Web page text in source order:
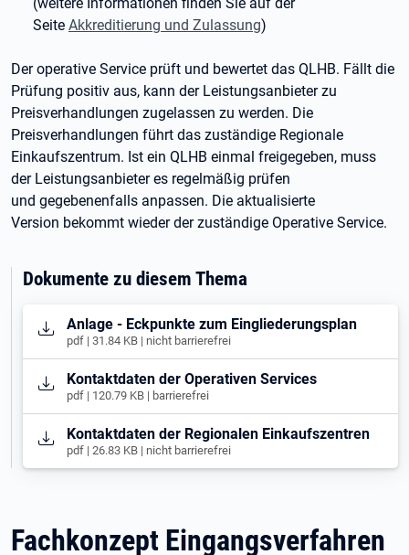
Seite Akkreditierung und Zulassung)
Der operative Service prüft und bewertet das QLHB. Fällt die
Prüfung positiv aus, kann der Leistungsanbieter zu
Preisverhandlungen zugelassen zu werden. Die
Preisverhandlungen führt das zuständige Regionale
Einkaufszentrum. Ist ein QLHB einmal freigegeben, muss
der Leistungsanbieter es regelmäßig prüfen
und gegebenenfalls anpassen. Die aktualisierte
Version bekommt wieder der zuständige Operative Service.
Dokumente zu diesem Thema
Öffnet in neuem Tab
Anlage - Eckpunkte zum Eingliederungsplan
pdf | 31.84 KB | nicht barrierefrei
Öffnet in neuem Tab
Kontaktdaten der Operativen Services
pdf | 120.79 KB | barrierefrei
Öffnet in neuem Tab
Kontaktdaten der Regionalen Einkaufszentren
pdf | 26.83 KB | nicht barrierefrei
Fachkonzept Eingangsverfahren